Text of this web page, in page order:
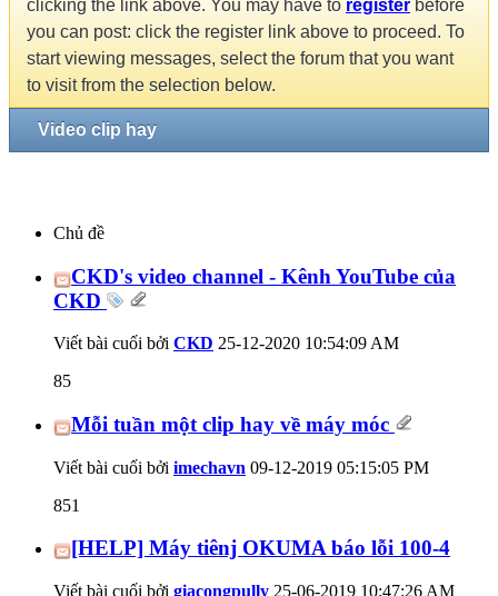
clicking the link above. You may have to register before
you can post: click the register link above to proceed. To
start viewing messages, select the forum that you want
to visit from the selection below.
Video clip hay
Chủ đề
CKD's video channel - Kênh YouTube của
CKD
Viết bài cuối bởi CKD 25-12-2020 10:54:09 AM
85
Mỗi tuần một clip hay về máy móc
Viết bài cuối bởi imechavn 09-12-2019 05:15:05 PM
851
[HELP] Máy tiênj OKUMA báo lỗi 100-4
Viết bài cuối bởi giacongpully 25-06-2019 10:47:26 AM